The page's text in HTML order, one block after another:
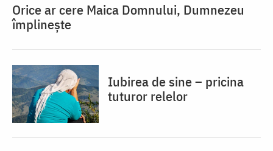
Orice ar cere Maica Domnului, Dumnezeu
împlinește
Iubirea de sine – pricina
tuturor relelor